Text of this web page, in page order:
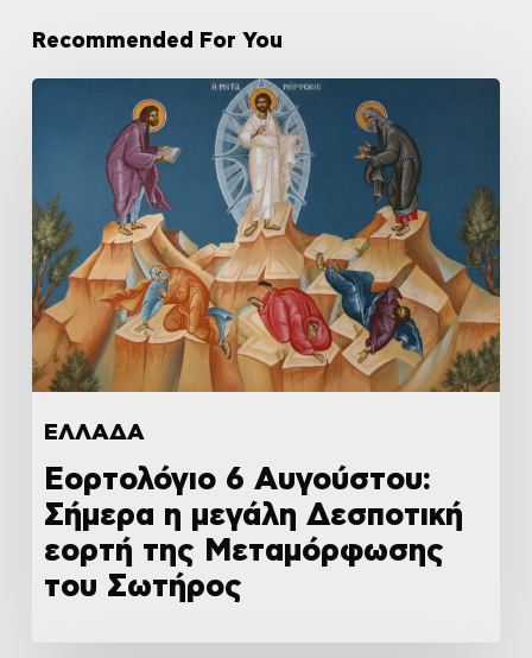
Recommended For You
ΕΛΛΑΔΑ
Εορτολόγιο 6 Αυγούστου:
Σήμερα η μεγάλη Δεσποτική
εορτή της Μεταμόρφωσης
του Σωτήρος